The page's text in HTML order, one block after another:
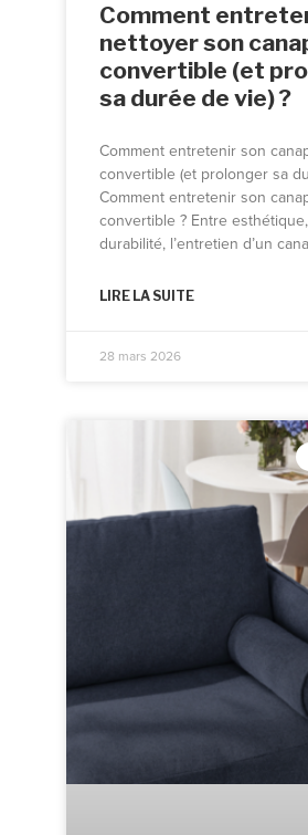
Comment
nettoyer son
convertible (et
sa durée de vie) ?
Comment entretenir son
convertible (et prolonger sa
Comment entretenir son
convertible ? Entre
durabilité, l’entretien d’un
LIRE LA SUITE
28 mars 2026